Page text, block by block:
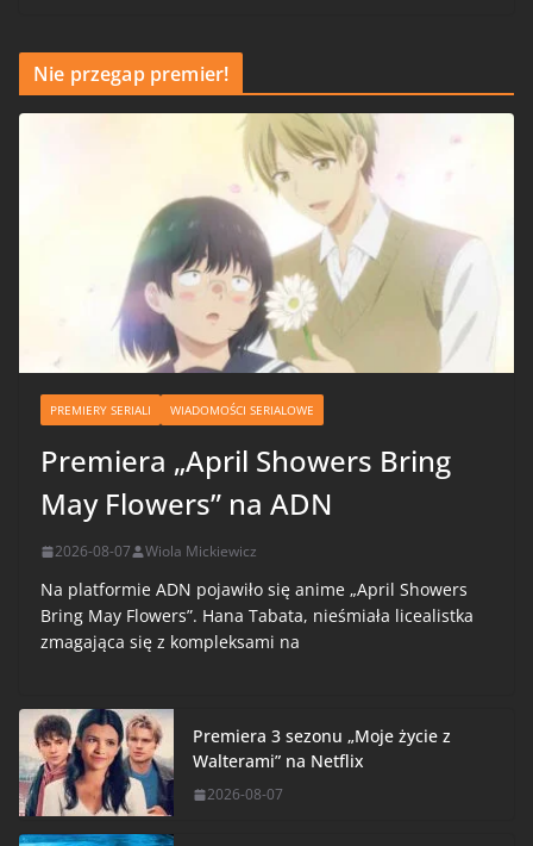
Nie przegap premier!
PREMIERY SERIALI WIADOMOŚCI SERIALOWE
Premiera „April Showers Bring
May Flowers” na ADN
2026-08-07 Wiola Mickiewicz
Na platformie ADN pojawiło się anime „April Showers
Bring May Flowers”. Hana Tabata, nieśmiała licealistka
zmagająca się z kompleksami na
Premiera 3 sezonu „Moje życie z
Walterami” na Netflix
2026-08-07